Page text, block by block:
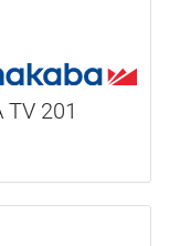
TV 201